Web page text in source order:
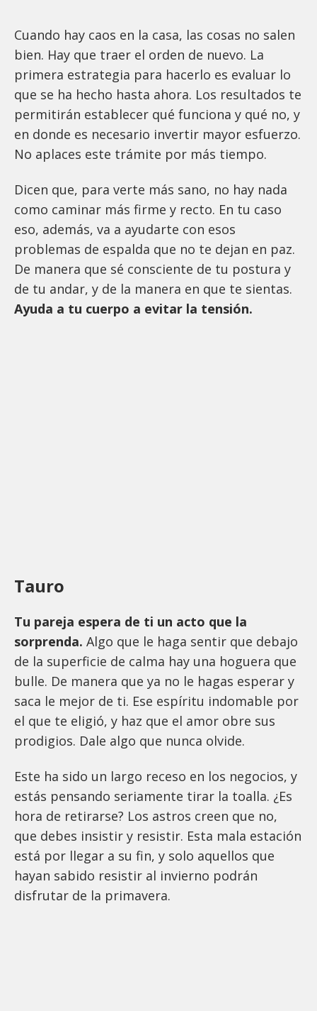
Cuando hay caos en la casa, las cosas no salen
bien. Hay que traer el orden de nuevo. La
primera estrategia para hacerlo es evaluar lo
que se ha hecho hasta ahora. Los resultados te
permitirán establecer qué funciona y qué no, y
en donde es necesario invertir mayor esfuerzo.
No aplaces este trámite por más tiempo.
Dicen que, para verte más sano, no hay nada
como caminar más firme y recto. En tu caso
eso, además, va a ayudarte con esos
problemas de espalda que no te dejan en paz.
De manera que sé consciente de tu postura y
de tu andar, y de la manera en que te sientas.
Ayuda a tu cuerpo a evitar la tensión.
Tauro
Tu pareja espera de ti un acto que la
sorprenda. Algo que le haga sentir que debajo
de la superficie de calma hay una hoguera que
bulle. De manera que ya no le hagas esperar y
saca le mejor de ti. Ese espíritu indomable por
el que te eligió, y haz que el amor obre sus
prodigios. Dale algo que nunca olvide.
Este ha sido un largo receso en los negocios, y
estás pensando seriamente tirar la toalla. ¿Es
hora de retirarse? Los astros creen que no,
que debes insistir y resistir. Esta mala estación
está por llegar a su fin, y solo aquellos que
hayan sabido resistir al invierno podrán
disfrutar de la primavera.